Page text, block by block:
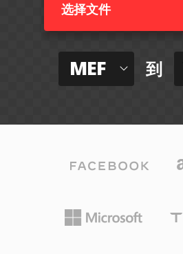
选择文件
MEF 到